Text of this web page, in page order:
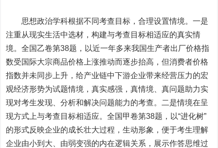
思想政治学科根据不同考查目标，合理设置情境。一是
注重从现实生活中选材，构建与考查目标相适应的真实情
境。全国乙卷第38题，以近一年多来我国生产者出厂价格指
数受国际大宗商品价格上涨推动而逐步抬高，但消费者价格
指数并未同步上升，给产业链中下游企业带来经营压力的宏
观经济形势为试题情境，真实感强，真情境、真问题助力实
现对考生发现、分析和解决问题能力的考查。二是情境在呈
现方式上与考查目标相适应。全国甲卷第38题，以“进化树”
的形式反映企业的成长壮大过程，生动形象，便于考生理解
企业由小到大、由弱变强的内在逻辑关系，展示作答思维过